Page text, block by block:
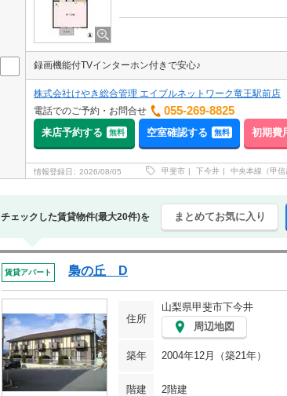
録画機能付TVインターホン付きで安心♪
株式会社けやき総合管理 エイブルネットワーク竜王駅前店
電話でのご予約・お問合せ
055-269-8825
来店予約する 無料 空室確認する 無料 初期費
情報登録日 2026/08/05 甲斐市 下今井 中央本線（甲信
チェックした賃貸物件(最大20件)を まとめてお気に入り
賃貸アパート 梟の丘 D
住所
山梨県甲斐市下今井
周辺地図
築年
2004年12月（築21年）
階建 2階建